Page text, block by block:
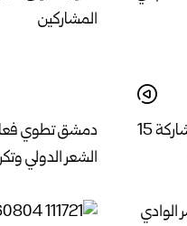
اختتام دورة لغة الإشارة في إدلب بمشاركة 15
دمشق تطوي
الشعر الدولي